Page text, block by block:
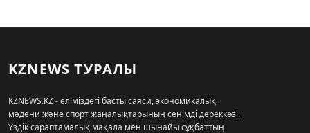
KZNEWS ТУРАЛЫ
KZNEWS.KZ - еліміздегі басты саяси, экономикалық,
мәдени және спорт жаңалықтарының сенімді дереккөзі.
Үздік сараптамалық мақала мен шынайы сұқбаттың